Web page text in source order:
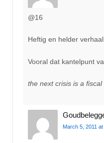
@16
Heftig en helder
Vooral dat kantelpunt
the next crisis is a fiscal
March 5, 2011